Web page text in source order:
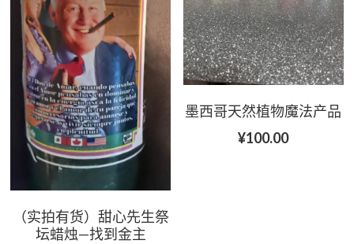
（实拍有货）甜心先生祭
坛蜡烛—找到金主
墨西哥天然植物魔法产品
¥100.00